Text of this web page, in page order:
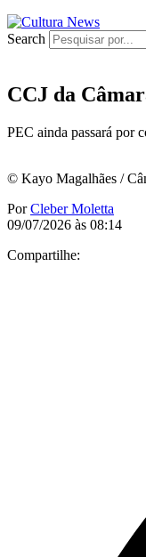
Search
CCJ da
PEC ainda passará por
© Kayo Magalhães /
PorCleber Moletta
09/07/2026 às 08:14
Compartilhe: